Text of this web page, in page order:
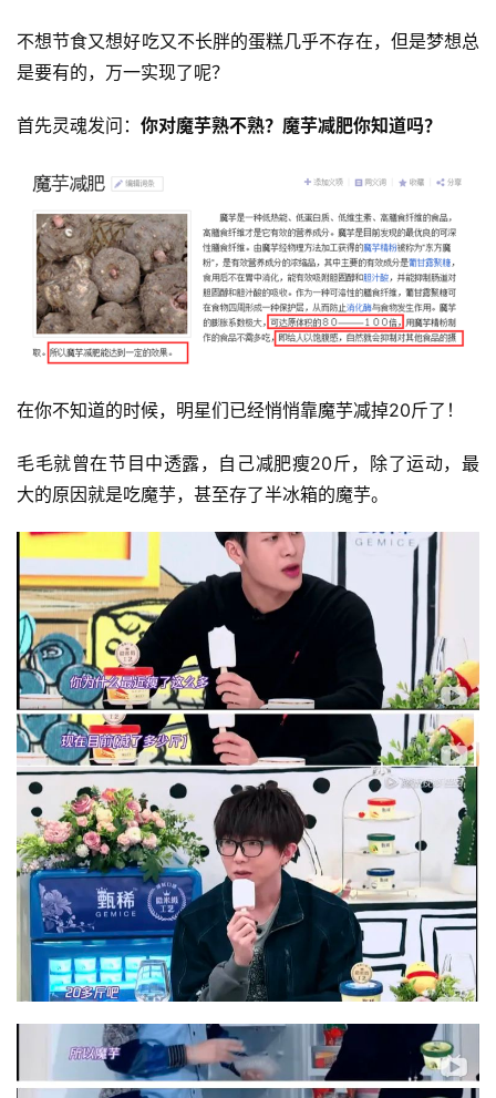
不想节食又想好吃又不长胖的蛋糕几乎不存在，但是梦想总
是要有的，万一实现了呢？
首先灵魂发问： 你对魔芋熟不熟？魔芋减肥你知道吗？
在你不知道的时候，明星们已经悄悄靠魔芋减掉20斤了！
毛毛就曾在节目中透露，自己减肥瘦20斤，除了运动，最
大的原因就是吃魔芋，甚至存了半冰箱的魔芋。